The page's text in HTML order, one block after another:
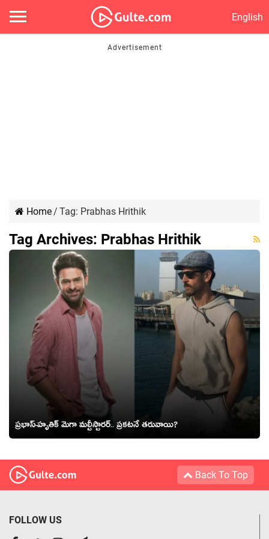
English
Home/ Tag: Prabhas Hrithik
Tag Archives: Prabhas Hrithik
ప్ర‌భాస్-హృతిక్ మెగా మ‌ల్టీస్టార‌ర్.. ప్ర‌క‌ట‌నే త‌రువాయి?
Back To Top
FOLLOW US